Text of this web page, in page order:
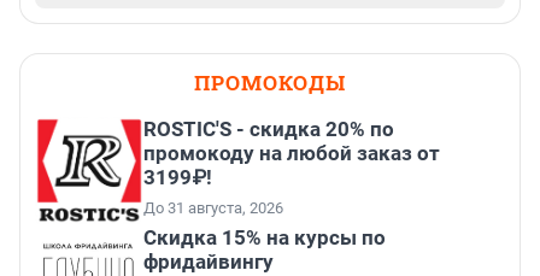
ПРОМОКОДЫ
ROSTIC'S - скидка 20% по
промокоду на любой заказ от
3199₽!
До 31 августа, 2026
Скидка 15% на курсы по
фридайвингу